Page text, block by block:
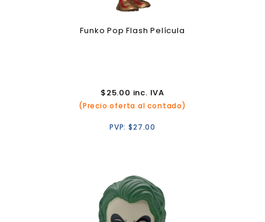
Funko Pop Flash Película
$25.00 inc. IVA
(Precio oferta al contado)
PVP:$27.00